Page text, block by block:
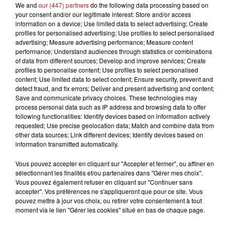
Musique
7 août 2026
RÜFÜS DU SOL annonce un nouvel
album après sa tournée mondiale
7 août 2026
Angèle et Amélie Lens dévoilent leur
collaboration tant attendue
We and our (447) partnersdo the following data processing based on
your consent and/or our legitimate interest: Store and/or access
information on a device; Use limited data to select advertising; Create
profiles for personalised advertising; Use profiles to select personalised
advertising; Measure advertising performance; Measure content
performance; Understand audiences through statistics or combinations
of data from different sources; Develop and improve services; Create
profiles to personalise content; Use profiles to select personalised
content; Use limited data to select content; Ensure security, prevent and
detect fraud, and fix errors; Deliver and present advertising and content;
Save and communicate privacy choices. These technologies may
process personal data such as IP address and browsing data to offer
following functionalities: Identify devices based on information actively
requested; Use precise geolocation data; Match and combine data from
other data sources; Link different devices; Identify devices based on
information transmitted automatically.
Vous pouvez accepter en cliquant sur "Accepter et fermer", ou affiner en
sélectionnant les finalités et/ou partenaires dans "Gérer mes choix".
Vous pouvez également refuser en cliquant sur "Continuer sans
accepter". Vos préférences ne s'appliqueront que pour ce site. Vous
pouvez mettre à jour vos choix, ou retirer votre consentement à tout
moment via le lien "Gérer les cookies" situé en bas de chaque page.